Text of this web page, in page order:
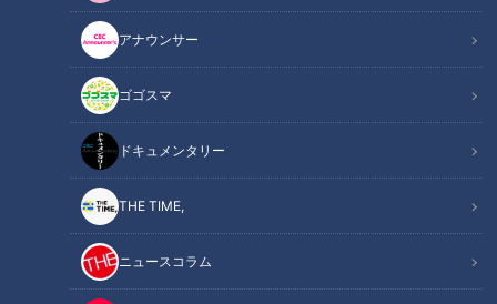
アナウンサー
ゴゴスマ
ドキュメンタリー
THE TIME,
ニュースコラム
子どもと向き合えるようになります。そこでアンガーマネジメ
ントに詳しい講師に、ガミガミ怒らない育児のコツを聞きまし
「アンガーマネジメント」とは？
アンガーマネジメントでガミガミ怒らない育児ができる
必要な怒りを上手に伝える方法は？
オススメ関連コンテンツ